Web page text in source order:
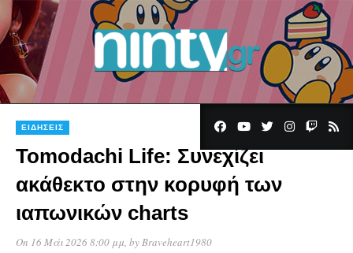
ΕΙΔΉΣΕΙΣ
Tomodachi Life: Συνεχίζει
ακάθεκτο στην κορυφή των
ιαπωνικών charts
On 16 Μάι 2026 8:00 μμ, byBraveheart1980